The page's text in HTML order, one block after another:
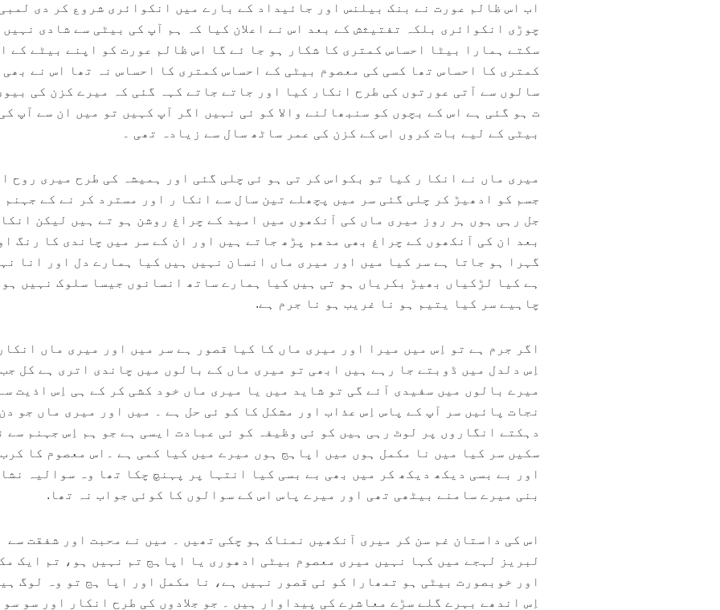
اب اس ظالم عورت نے بنک بیلنس اور جائیداد کے بارے میں انکوائری شروع کر دی لمبی
چوڑی انکوائری بلکہ تفتیثش کے بعد اس نے اعلان کیا کہ ہم آپ کی بیٹی سے شادی نہیں
سکتے ہمارا بیٹا احساس کمتری کا شکار ہو جا ئے گا اس ظالم عورت کو اپنے بیٹے کے
کمتری کا احساس تھا کسی کی معصوم بیٹی کے احساس کمتری کا احساس نہ تھا اس نے بھی
سالوں سے آتی عورتوں کی طرح انکار کیا اور جاتے جاتے کہہ گئی کہ میرے کزن کی
ت ہو گئی ہے اس کے بچوں کو سنبھالنے والا کو ئی نہیں اگر آپ کہیں تو میں ان سے آپ کی
بیٹی کے لیے بات کروں اس کے کزن کی عمر ساٹھ سال سے زیادہ تھی ۔
میری ماں نے انکا ر کیا تو بکواس کر تی ہو ئی چلی گئی اور ہمیشہ کی طرح میری روح
جسم کو ادھیڑ کر چلی گئی سر میں پچھلے تین سال سے انکا ر اور مسترد کر نے کے جہنم
جل رہی ہوں ہر روز میری ماں کی آنکھوں میں امید کے چراغ روشن ہو تے ہیں لیکن
بعد ان کی آنکھوں کے چراغ بھی مدھم پڑھ جاتے ہیں اور ان کے سر میں چاندی کا رنگ
گہرا ہو جاتا ہے سر کیا میں اور میری ماں انسان نہیں ہیں کیا ہمارے دل اور انا
ہے کیا لڑکیاں بھیڑ بکریاں ہو تی ہیں کیا ہمارے ساتھ انسانوں جیسا سلوک نہیں ہو
چاہیے سر کیا یتیم ہو نا غریب ہو نا جرم ہے.
اگر جرم ہے تو اِس میں میرا اور میری ماں کا کیا قصور ہے سر میں اور میری ماں
اِس دلدل میں ڈوبتے جا رہے ہیں ابھی تو میری ماں کے بالوں میں چاندی اتری ہے کل جب
میرے بالوں میں سفیدی آئے گی تو شاید میں یا میری ماں خود کشی کر کے ہی اِس اذیت
نجات پائیں سر آپ کے پاس اِس عذاب اور مشکل کا کو ئی حل ہے ۔ میں اور میری ماں جو
دہکتے انگاروں پر لوٹ رہی ہیں کو ئی وظیفہ کو ئی عبادت ایسی ہے جو ہم اِس جہنم سے
سکیں سر کیا میں نا مکمل ہوں میں اپاہج ہوں میرے میں کیا کمی ہے ۔اس معصوم کا
اور بے بسی دیکھ دیکھ کر میں بھی بے بسی کیا انتہا پر پہنچ چکا تھا وہ سوالیہ
بنی میرے سامنے بیٹھی تھی اور میرے پاس اس کے سوالوں کا کوئی جواب نہ تھا.
اس کی داستان غم سن کر میری آنکھیں نمناک ہو چکی تھیں ۔ میں نے محبت اور شفقت سے
لبریز لہجے میں کہا نہیں میری معصوم بیٹی ادھوری یا اپاہج تم نہیں ہو، تم ایک
اور خوبصورت بیٹی ہو تمھارا کو ئی قصور نہیں ہے، نا مکمل اور اپا ہج تو وہ لوگ
اِس اندھے بہرے گلے سڑے معاشرے کی پیداوار ہیں ۔ جو جلادوں کی طرح انکار اور سو سو